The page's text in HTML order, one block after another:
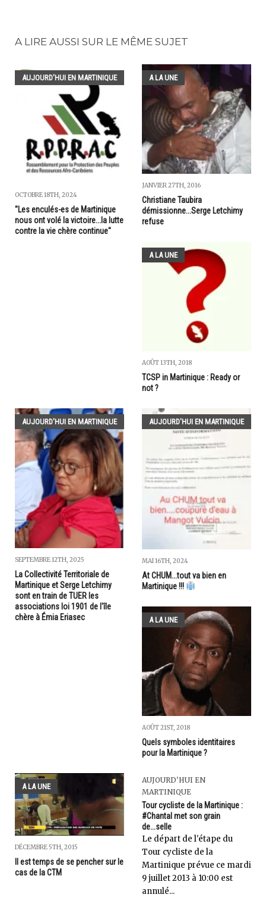
A LIRE AUSSI SUR LE MÊME SUJET
AUJOURD'HUI EN MARTINIQUE
OCTOBRE 18TH, 2024
"Les enculés-es de Martinique
nous ont volé la victoire...la lutte
contre la vie chère continue"
A LA UNE
JANVIER 27TH, 2016
Christiane Taubira
démissionne...Serge Letchimy
refuse
A LA UNE
AOÛT 13TH, 2018
TCSP in Martinique : Ready or
not ?
AUJOURD'HUI EN MARTINIQUE
SEPTEMBRE 12TH, 2025
La Collectivité Territoriale de
Martinique et Serge Letchimy
sont en train de TUER les
associations loi 1901 de l'île
chère à Émia Eriasec
AUJOURD'HUI EN MARTINIQUE
MAI 16TH, 2024
At CHUM...tout va bien en
Martinique !!!
A LA UNE
AOÛT 21ST, 2018
Quels symboles identitaires
pour la Martinique ?
A LA UNE
DÉCEMBRE 5TH, 2015
Il est temps de se pencher sur le
cas de la CTM
AUJOURD'HUI EN
MARTINIQUE
Tour cycliste de la Martinique :
#Chantal met son grain
de...selle
Le départ de l'étape du
Tour cycliste de la
Martinique prévue ce mardi
9 juillet 2013 à 10:00 est
annulé...